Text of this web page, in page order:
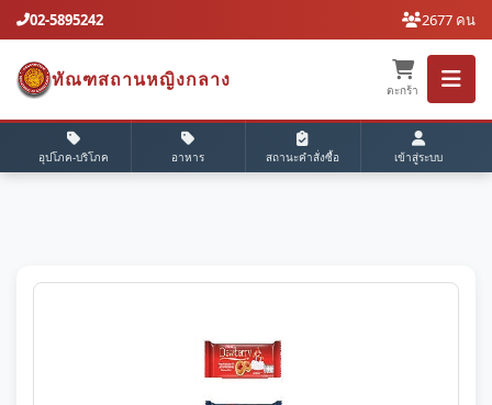
02-5895242 2677 คน
ทัณฑสถานหญิงกลาง
ตะกร้า
อุปโภค-บริโภค อาหาร สถานะคำสั่งซื้อ เข้าสู่ระบบ